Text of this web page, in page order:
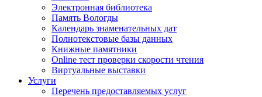
Электронная библиотека
Память Вологды
Календарь знаменательных дат
Полнотекстовые базы данных
Книжные памятники
Online тест проверки скорости чтения
Виртуальные выставки
Услуги
Перечень предоставляемых услуг